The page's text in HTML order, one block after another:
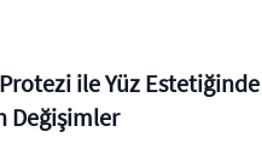
ile Yüz
Değişimler